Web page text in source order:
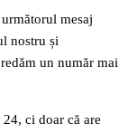
mesaj
nostru și
un număr mai
ci doar că are